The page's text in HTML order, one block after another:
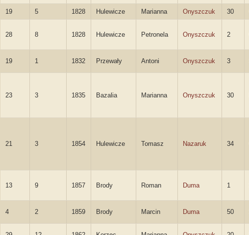
19 5 1828 Hulewicze Marianna Onyszczuk 30
28 8 1828 Hulewicze Petronela Onyszczuk 2
19 1 1832 Przewały Antoni Onyszczuk 3
23 3 1835 Bazalia Marianna Onyszczuk 30
21 3 1854 Hulewicze Tomasz Nazaruk 34
13 9 1857 Brody Roman Duma 1
4 2 1859 Brody Marcin Duma 50